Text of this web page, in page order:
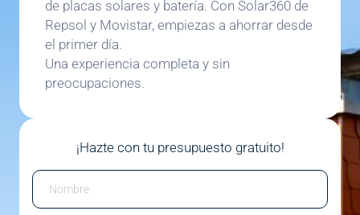
de placas solares y batería. Con Solar360 de
Repsol y Movistar, empiezas a ahorrar desde
el primer día.
Una experiencia completa y sin
preocupaciones.
¡Hazte con tu presupuesto gratuito!